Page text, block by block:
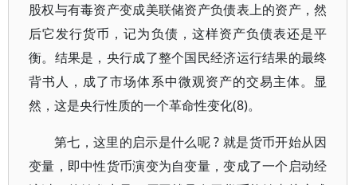
股权与有毒资产变成美联储资产负债表上的资产，然
后它发行货币，记为负债，这样资产负债表还是平
衡。结果是，央行成了整个国民经济运行结果的最终
背书人，成了市场体系中微观资产的交易主体。显
然，这是央行性质的一个革命性变化(8)。
第七，这里的启示是什么呢 ? 就是货币开始从因
变量，即中性货币演变为自变量，变成了一个启动经